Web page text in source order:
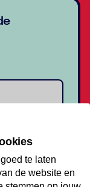
te laten
de website en